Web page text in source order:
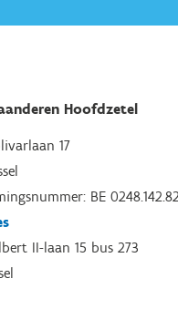
Hoofdzetel
17
BE
II-laan 15 bus 273